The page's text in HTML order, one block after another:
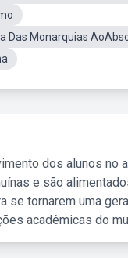
Das Monarquias
dos alunos no
e são
tornarem uma
acadêmicas do